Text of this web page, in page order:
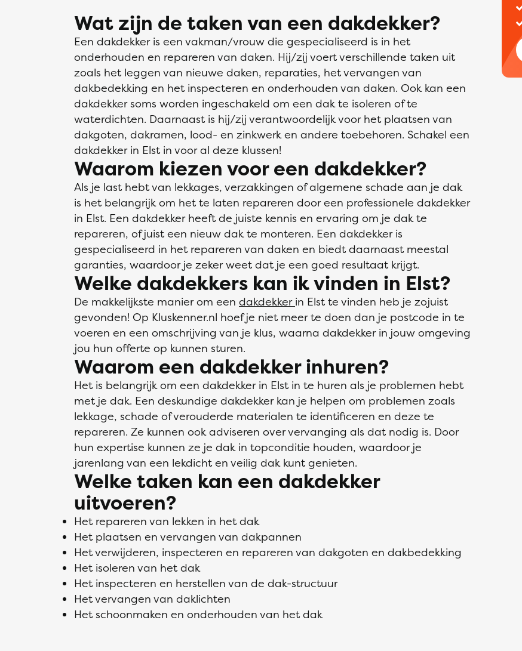
Wat zijn de taken van een dakdekker?
Een dakdekker is een vakman/vrouw die gespecialiseerd is in het
onderhouden en repareren van daken. Hij/zij voert verschillende taken uit
zoals het leggen van nieuwe daken, reparaties, het vervangen van
dakbedekking en het inspecteren en onderhouden van daken. Ook kan een
dakdekker soms worden ingeschakeld om een dak te isoleren of te
waterdichten. Daarnaast is hij/zij verantwoordelijk voor het plaatsen van
dakgoten, dakramen, lood- en zinkwerk en andere toebehoren. Schakel een
dakdekker in Elst in voor al deze klussen!
Waarom kiezen voor een dakdekker?
Als je last hebt van lekkages, verzakkingen of algemene schade aan je dak
is het belangrijk om het te laten repareren door een professionele dakdekker
in Elst. Een dakdekker heeft de juiste kennis en ervaring om je dak te
repareren, of juist een nieuw dak te monteren. Een dakdekker is
gespecialiseerd in het repareren van daken en biedt daarnaast meestal
garanties, waardoor je zeker weet dat je een goed resultaat krijgt.
Welke dakdekkers kan ik vinden in Elst?
De makkelijkste manier om een dakdekker in Elst te vinden heb je zojuist
gevonden! Op Kluskenner.nl hoef je niet meer te doen dan je postcode in te
voeren en een omschrijving van je klus, waarna dakdekker in jouw omgeving
jou hun offerte op kunnen sturen.
Waarom een dakdekker inhuren?
Het is belangrijk om een dakdekker in Elst in te huren als je problemen hebt
met je dak. Een deskundige dakdekker kan je helpen om problemen zoals
lekkage, schade of verouderde materialen te identificeren en deze te
repareren. Ze kunnen ook adviseren over vervanging als dat nodig is. Door
hun expertise kunnen ze je dak in topconditie houden, waardoor je
jarenlang van een lekdicht en veilig dak kunt genieten.
Welke taken kan een dakdekker
uitvoeren?
Het repareren van lekken in het dak
Het plaatsen en vervangen van dakpannen
Het verwijderen, inspecteren en repareren van dakgoten en dakbedekking
Het isoleren van het dak
Het inspecteren en herstellen van de dak-structuur
Het vervangen van daklichten
Het schoonmaken en onderhouden van het dak